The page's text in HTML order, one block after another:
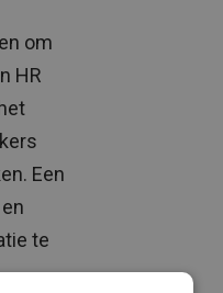
om
HR
Een
te